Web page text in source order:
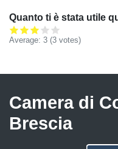
Quanto ti è stata utile
Average: 3 (3 votes)
Camera di
Brescia